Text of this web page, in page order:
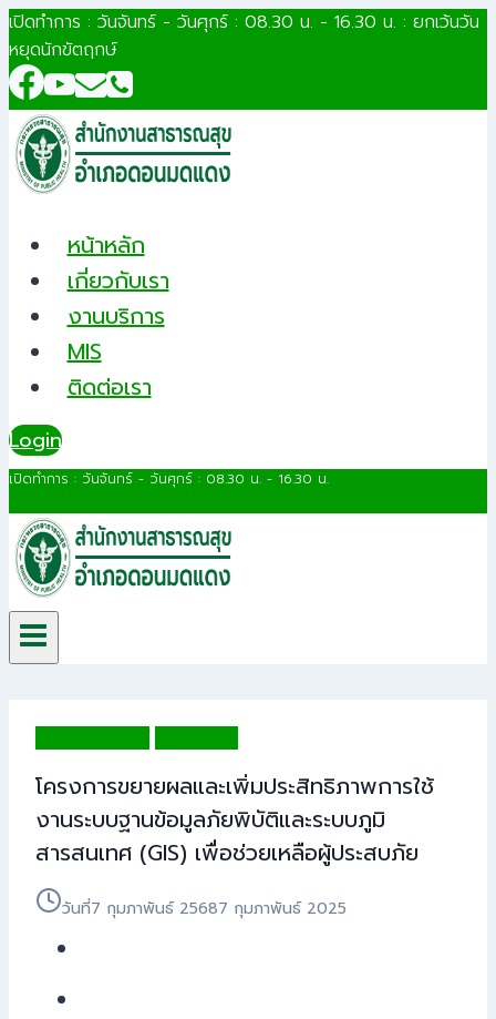
Skip
to
content
เปิดทำการ : วันจันทร์ - วันศุกร์ : 08.30 น. - 16.30 น. : ยกเว้นวัน
หยุดนักขัตฤกษ์
หน้าหลัก
เกี่ยวกับเรา
งานบริการ
MIS
ติดต่อเรา
Login
เปิดทำการ : วันจันทร์ - วันศุกร์ : 08.30 น. - 16.30 น.
โครงการขยายผลและเพิ่มประสิทธิภาพการใช้
งานระบบฐานข้อมูลภัยพิบัติและระบบภูมิ
สารสนเทศ (GIS) เพื่อช่วยเหลือผู้ประสบภัย
วันที่7 กุมภาพันธ์ 25687 กุมภาพันธ์ 2025